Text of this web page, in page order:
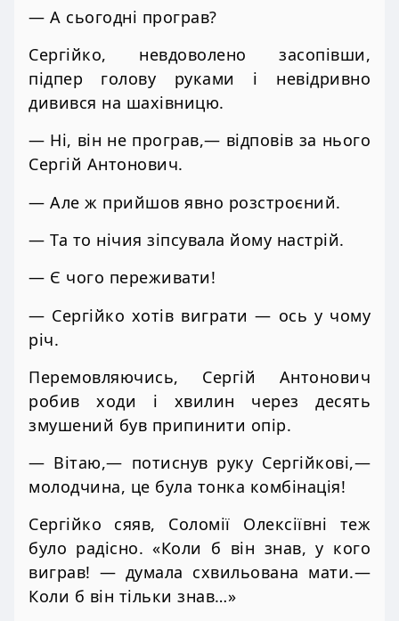
— А сьогодні програв?
Сергійко, невдоволено засопівши,
підпер голову руками і невідривно
дивився на шахівницю.
— Ні, він не програв,— відповів за нього
Сергій Антонович.
— Але ж прийшов явно розстроєний.
— Та то нічия зіпсувала йому настрій.
— Є чого переживати!
— Сергійко хотів виграти — ось у чому
річ.
Перемовляючись, Сергій Антонович
робив ходи і хвилин через десять
змушений був припинити опір.
— Вітаю,— потиснув руку Сергійкові,—
молодчина, це була тонка комбінація!
Сергійко сяяв, Соломії Олексіївні теж
було радісно. «Коли б він знав, у кого
виграв! — думала схвильована мати.—
Коли б він тільки знав…»